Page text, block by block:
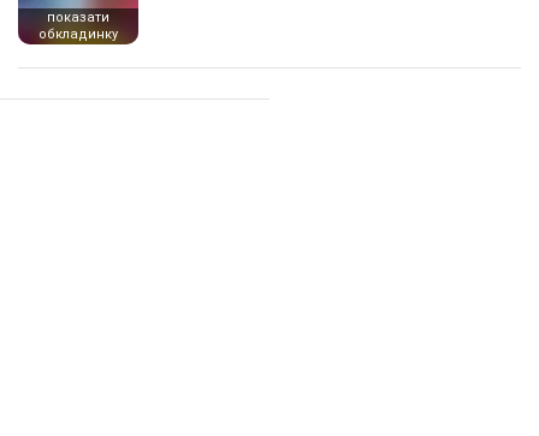
показати
обкладинку